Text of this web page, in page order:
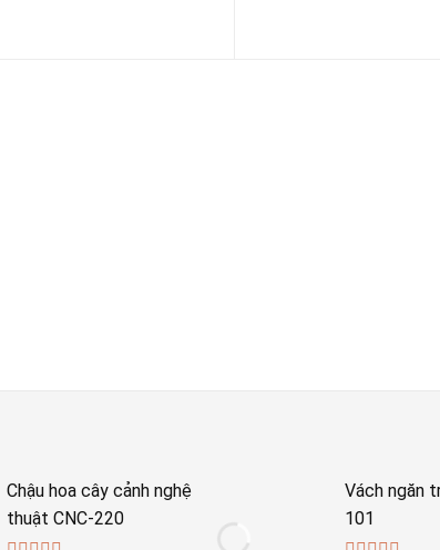
Chậu hoa cây cảnh nghệ
thuật CNC-220
Vách ngăn
101